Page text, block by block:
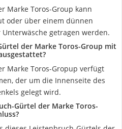
Marke Toros-Group kann
oder über einem dünnen
getragen werden.
der Marke Toros-Group mit
Marke Toros-Gropup verfügt
der um die Innenseite des
gelegt wird.
Gürtel der Marke Toros-